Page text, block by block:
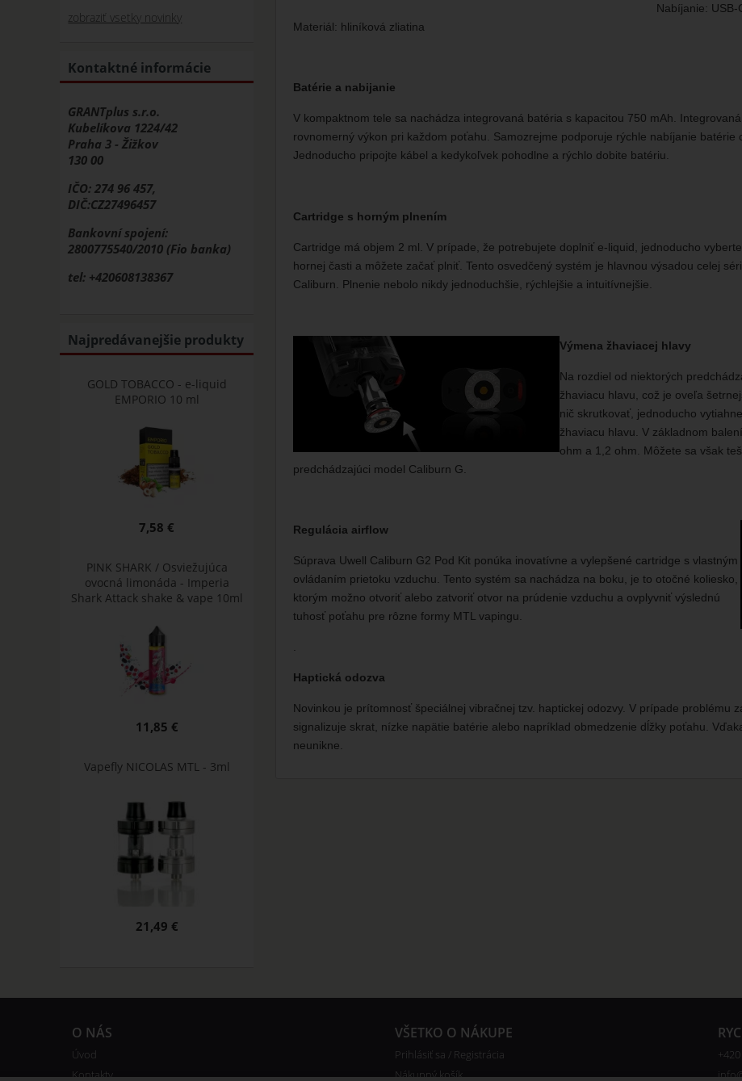
Nabíjanie: USB-
Materiál: hliníková zliatina
Batérie a nabijanie
V kompaktnom tele sa nachádza integrovaná batéria s kapacitou 750 mAh.
rovnomerný výkon pri každom poťahu. Samozrejme podporuje rýchle nabíjanie batérie
Jednoducho pripojte kábel a kedykoľvek pohodlne a rýchlo dobite batériu.
Cartridge s horným plnením
Cartridge má objem 2 ml. V prípade, že potrebujete doplniť e-liquid, jednoducho
hornej časti a môžete začať plniť. Tento osvedčený systém je hlavnou výsadou celej
Caliburn. Plnenie nebolo nikdy jednoduchšie, rýchlejšie a intuitívnejšie.
Výmena žhaviacej hlavy
Na rozdiel od niektorých
žhaviacu hlavu, což je oveľa
nič skrutkovať, jednoducho
žhaviacu hlavu. V základnom
ohm a 1,2 ohm. Môžete sa však
predchádzajúci model Caliburn G.
Regulácia airflow
Súprava Uwell Caliburn G2 Pod Kit ponúka inovatívne a vylepšené cartridge s vlastným
ovládaním prietoku vzduchu. Tento systém sa nachádza na boku, je to otočné koliesko,
ktorým možno otvoriť alebo zatvoriť otvor na prúdenie vzduchu a ovplyvniť výslednú
tuhosť poťahu pre rôzne formy MTL vapingu.
Haptická odozva
Novinkou je prítomnosť špeciálnej vibračnej tzv. haptickej odozvy. V prípade problému
signalizuje skrat, nízke napätie batérie alebo napríklad obmedzenie dĺžky poťahu.
neunikne.
zobraziť vsetky novinky
Kontaktné informácie
GRANTplus s.r.o.
Kubelíkova 1224/42
Praha 3 - Žižkov
130 00
IČO: 274 96 457,
DIČ:CZ27496457
Bankovní spojení:
2800775540/2010 (Fio banka)
tel: +420608138367
Najpredávanejšie produkty
GOLD TOBACCO - e-liquid
EMPORIO 10 ml
7,58 €
PINK SHARK / Osviežujúca
ovocná limonáda - Imperia
Shark Attack shake & vape 10ml
11,85 €
Vapefly NICOLAS MTL - 3ml
21,49 €
O NÁS
Úvod
Kontakty
VŠETKO O NÁKUPE
Prihlásiť sa / Registrácia
Nákupný košík